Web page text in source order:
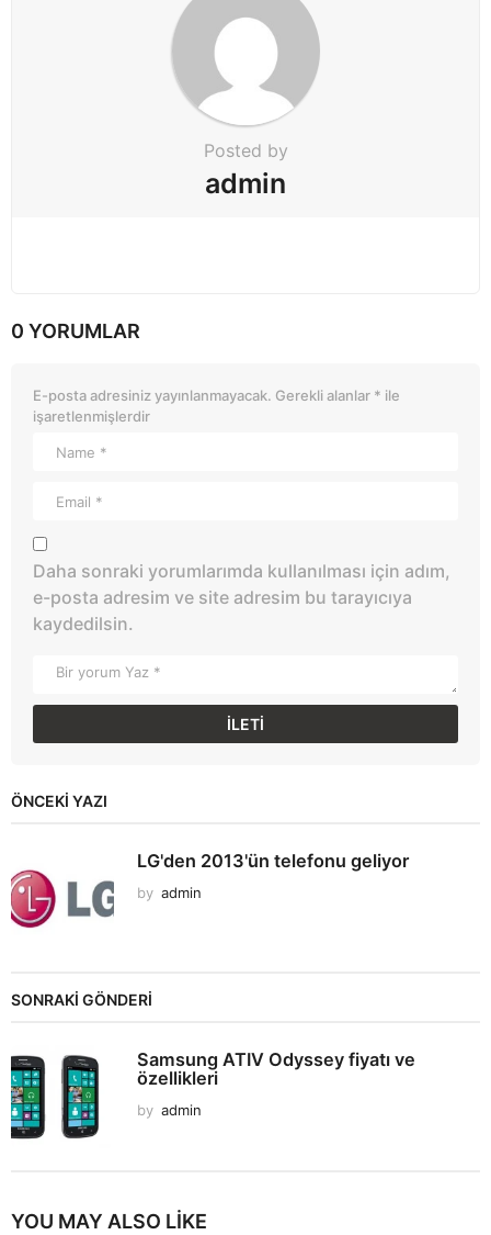
Posted by
admin
0 YORUMLAR
E-posta adresiniz yayınlanmayacak. Gerekli alanlar * ile
işaretlenmişlerdir
Daha sonraki yorumlarımda kullanılması için adım,
e-posta adresim ve site adresim bu tarayıcıya
kaydedilsin.
ÖNCEKI YAZI
LG'den 2013'ün telefonu geliyor
by admin
SONRAKİ GÖNDERİ
Samsung ATIV Odyssey fiyatı ve
özellikleri
by admin
YOU MAY ALSO LIKE